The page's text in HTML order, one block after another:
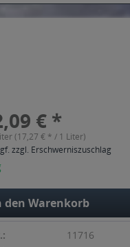
€ *
(17,27 € * / 1 Liter)
zzgl. Erschwerniszuschlag
den Warenkorb
11716